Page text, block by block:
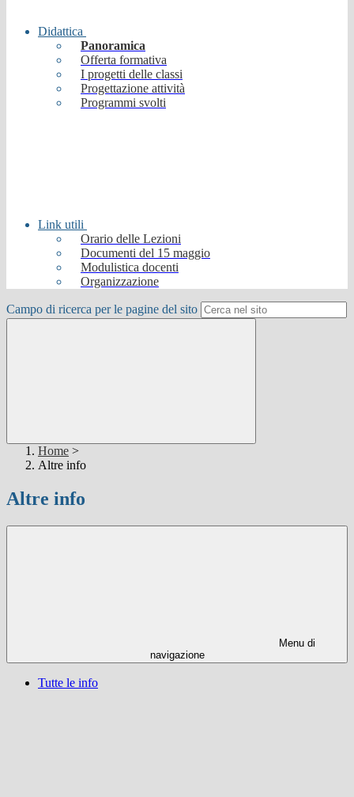
Didattica
Panoramica
Offerta formativa
I progetti delle classi
Progettazione attività
Programmi svolti
Link utili
Orario delle Lezioni
Documenti del 15 maggio
Modulistica docenti
Organizzazione
Campo di ricerca per le pagine del sito
Home >
Altre info
Altre info
Menu di
navigazione
Tutte le info